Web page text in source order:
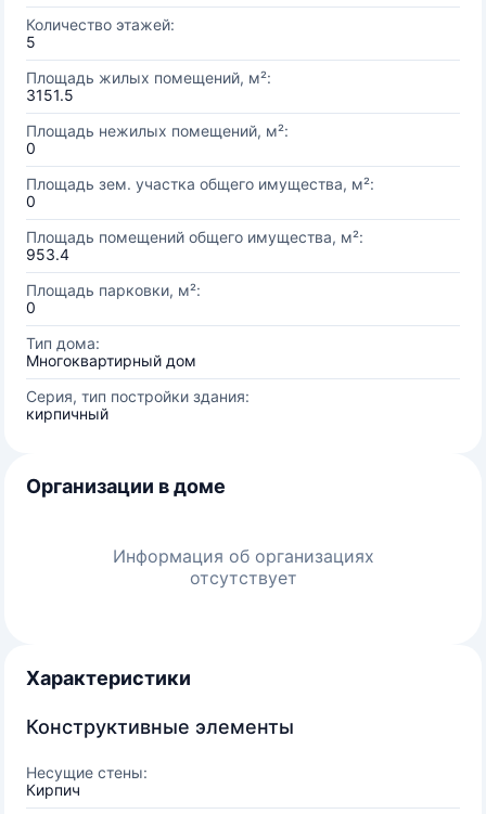
Количество этажей:
5
Площадь жилых помещений, м²:
3151.5
Площадь нежилых помещений, м²:
0
Площадь зем. участка общего имущества, м²:
0
Площадь помещений общего имущества, м²:
953.4
Площадь парковки, м²:
0
Тип дома:
Многоквартирный дом
Серия, тип постройки здания:
кирпичный
Организации в доме
Информация об организациях
отсутствует
Характеристики
Конструктивные элементы
Несущие стены:
Кирпич